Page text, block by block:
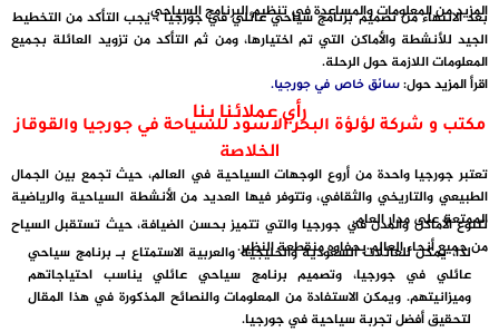
المزيد من المعلومات والمساعدة في تنظيم البرنامج السياحي.
بعد الانتهاء من تصميم برنامج سياحي عائلي في جورجيا ، يجب التأكد من التخطيط
الجيد للأنشطة والأماكن التي تم اختيارها، ومن ثم التأكد من تزويد العائلة بجميع
المعلومات اللازمة حول الرحلة.
اقرأ المزيد حول: سائق خاص في جورجيا.
رأي عملائنا بنا
مكتب و شركة لؤلؤة البحر الاسود للسياحة في جورجيا والقوقاز
الخلاصة
تعتبر جورجيا واحدة من أروع الوجهات السياحية في العالم، حيث تجمع بين الجمال
الطبيعي والتاريخي والثقافي، وتتوفر فيها العديد من الأنشطة السياحية والرياضية
الممتعة على مدار العام.
تتنوع الأماكن والمدن في جورجيا والتي تتميز بحسن الضيافة، حيث تستقبل السياح
من جميع أنحاء العالم بحفاوه منقطعة النظير.
لذا، يمكن للعائلات السعودية والخليجية والعربية الاستمتاع بـ برنامج سياحي
عائلي في جورجيا، وتصميم برنامج سياحي عائلي يناسب احتياجاتهم
وميزانيتهم. ويمكن الاستفادة من المعلومات والنصائح المذكورة في هذا المقال
لتحقيق أفضل تجربة سياحية في جورجيا.